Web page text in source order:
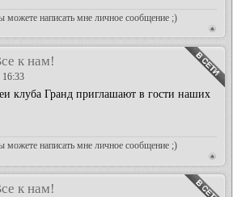
написать мне личное сообщение ;)
к нам!
Гранд приглашают в гости наших
написать мне личное сообщение ;)
к нам!